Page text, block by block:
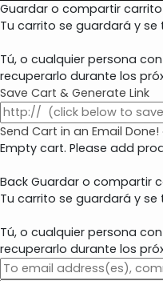
Guardar o compartir carrito
Tu carrito se guardará y se
Tú, o cualquier persona
recuperarlo durante los
Save Cart & Generate Link
Send Cart in an Email Done!
Empty cart. Please add
Back Guardar o compartir
Tu carrito se guardará y se
Tú, o cualquier persona
recuperarlo durante los